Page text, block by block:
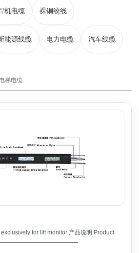
机电缆 裸铜绞线
能源线缆 电力电缆 汽车线缆
电梯电缆
for lift monitor 产品说明 Product